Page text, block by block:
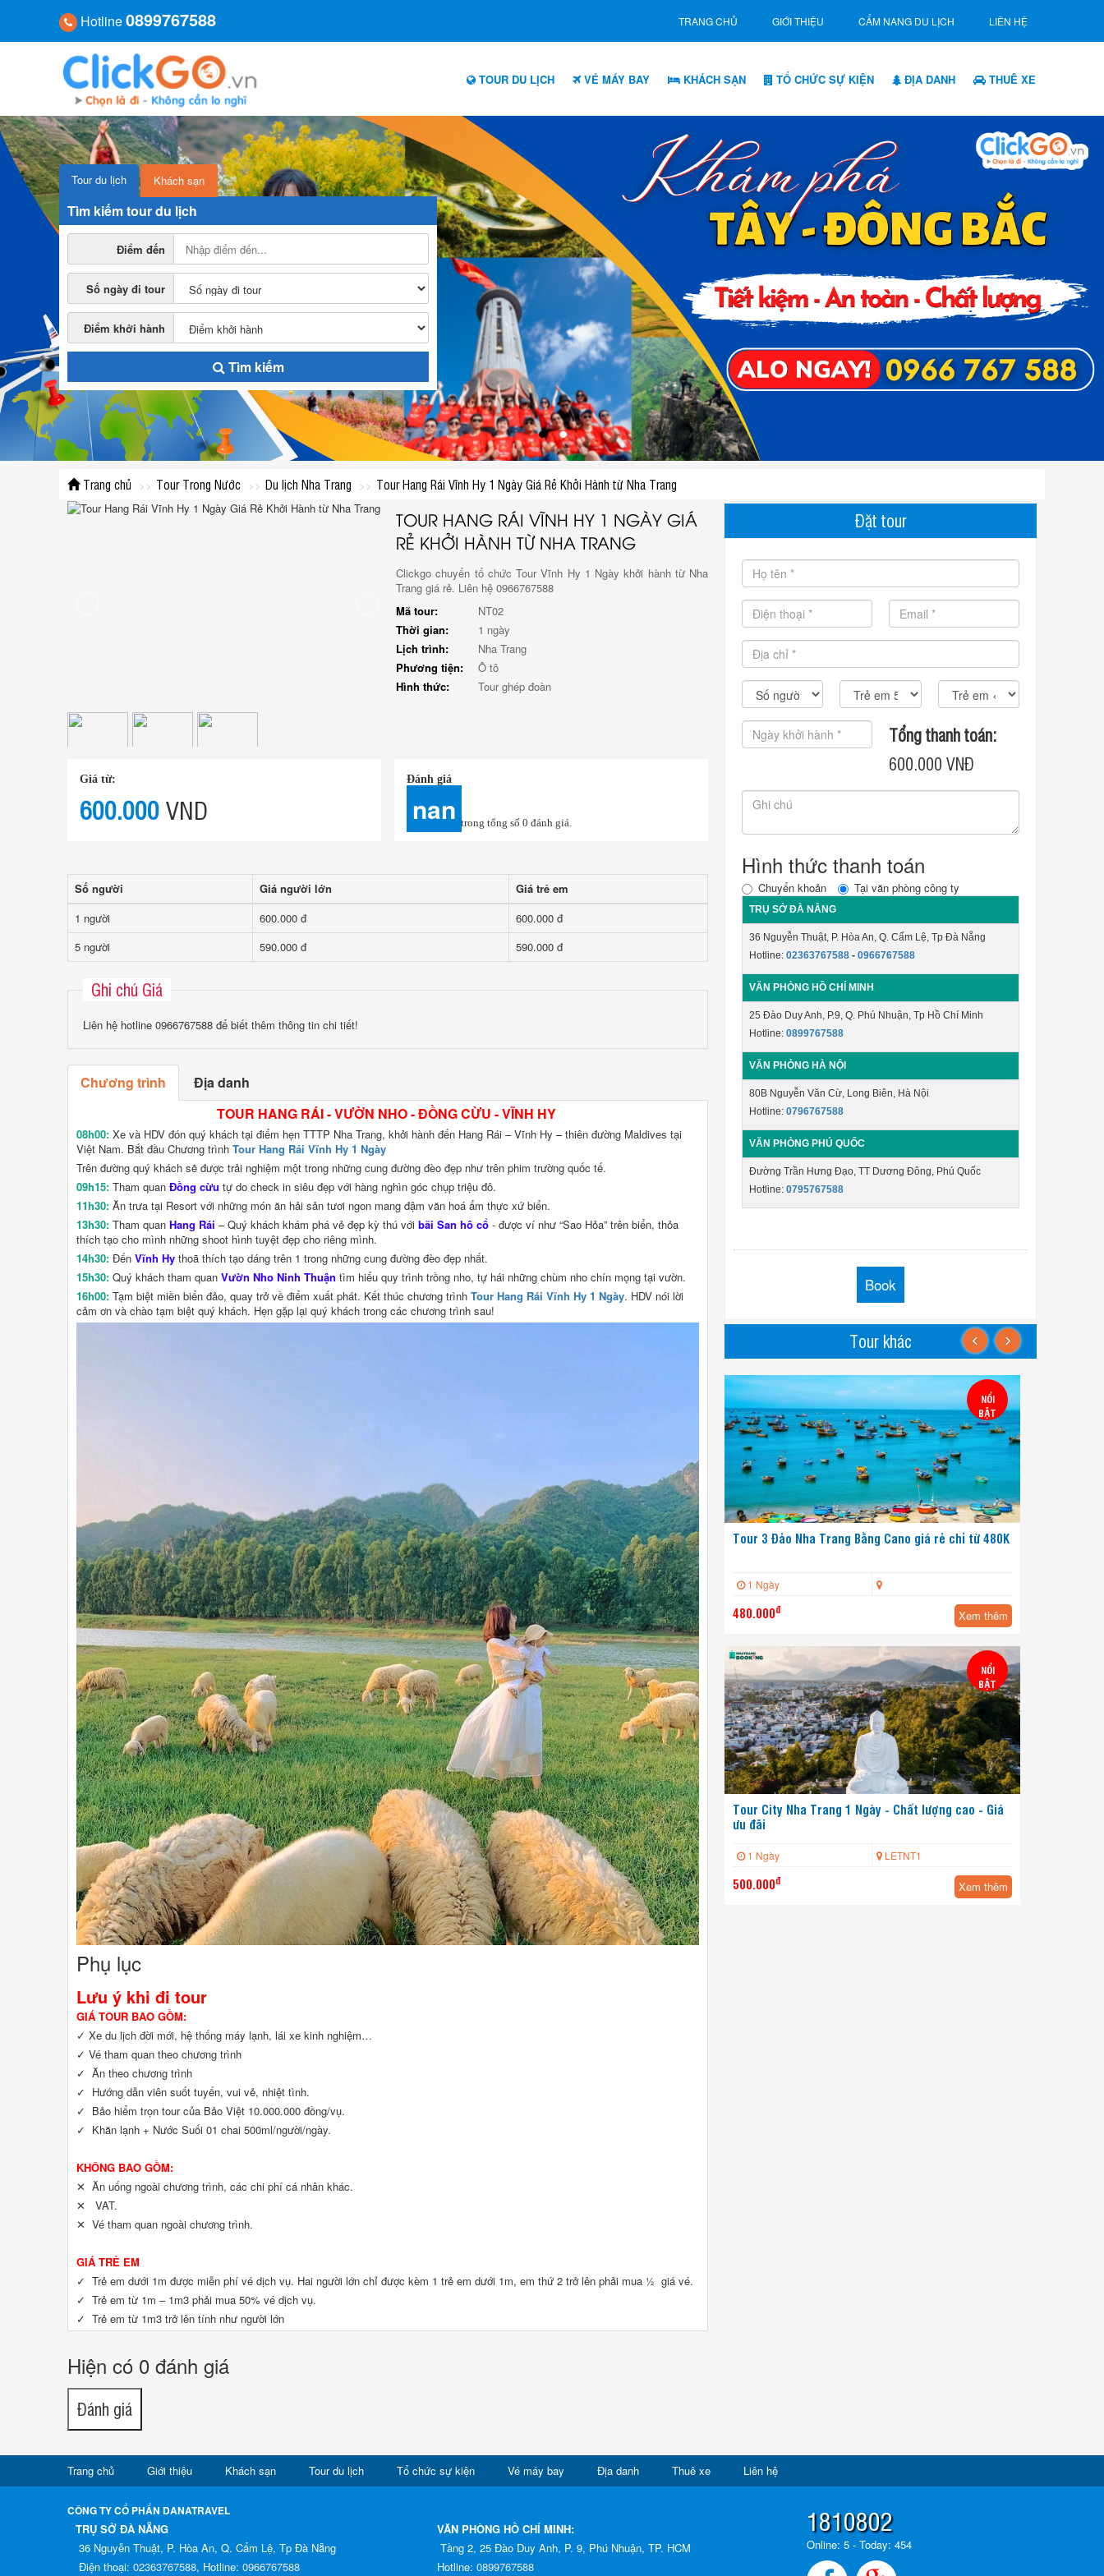
Hotline0899767588 TRANG CHỦ GIỚI THIỆU CẨM NANG DU LỊCH LIÊN HỆ
TOUR DU LỊCH VÉ MÁY BAY KHÁCH SẠN TỔ CHỨC SỰ KIỆN ĐỊA DANH THUÊ XE
Tour du lịch Khách sạn
Tìm kiếm tour du lịch
Điểm đến
Số ngày đi tour
Điểm khởi hành
Tìm kiếm
Trang chủ Tour Trong Nước Du lịch Nha Trang Tour Hang Rái Vĩnh Hy 1 Ngày Giá Rẻ Khởi Hành từ Nha Trang
TOUR HANG RÁI VĨNH HY 1 NGÀY GIÁ
RẺ KHỞI HÀNH TỪ NHA TRANG
Clickgo chuyển tổ chức Tour Vĩnh Hy 1 Ngày khởi hành từ Nha
Trang giá rẻ. Liên hệ 0966767588
Mã tour:
NT02
Thời gian:
1 ngày
Lịch trình:
Nha Trang
Phương tiện:
Ô tô
Hình thức:
Tour ghép đoàn
Giá từ:
600.000 VND
Đánh giá
nan trong tổng số 0 đánh giá.
Số người Giá người lớn
Giá trẻ em
1 người
600.000 đ
600.000 đ
5 người
590.000 đ 590.000 đ
Ghi chú Giá
Liên hệ hotline 0966767588 để biết thêm thông tin chi tiết!
Chương trình
Địa danh
TOUR HANG RÁI - VƯỜN NHO - ĐỒNG CỪU - VĨNH HY
08h00: Xe và HDV đón quý khách tại điểm hẹn TTTP Nha Trang, khởi hành đến Hang Rái – Vĩnh Hy – thiên đường Maldives tại
Việt Nam. Bắt đầu Chương trình Tour Hang Rái Vĩnh Hy 1 Ngày
Trên đường quý khách sẽ được trải nghiệm một trong những cung đường đèo đẹp như trên phim trường quốc tế.
09h15: Tham quan Đồng cừu tự do check in siêu đẹp với hàng nghìn góc chụp triệu đô.
11h30: Ăn trưa tại Resort với những món ăn hải sản tươi ngon mang đậm văn hoá ẩm thực xứ biển.
13h30: Tham quan Hang Rái – Quý khách khám phá vẻ đẹp kỳ thú với bãi San hô cổ - được ví như “Sao Hỏa” trên biển, thỏa
thích tạo cho mình những shoot hình tuyệt đẹp cho riêng mình.
14h30: Đến Vĩnh Hy thoã thích tạo dáng trên 1 trong những cung đường đèo đẹp nhất.
15h30: Quý khách tham quan Vườn Nho Ninh Thuận tìm hiểu quy trình trồng nho, tự hái những chùm nho chín mọng tại vườn.
16h00: Tạm biệt miền biển đảo, quay trở về điểm xuất phát. Kết thúc chương trình Tour Hang Rái Vĩnh Hy 1 Ngày. HDV nói lời
cảm ơn và chào tạm biệt quý khách. Hẹn gặp lại quý khách trong các chương trình sau!
Phụ lục
Lưu ý khi đi tour
GIÁ TOUR BAO GỒM:
✓ Xe du lịch đời mới, hệ thống máy lạnh, lái xe kinh nghiệm…
✓ Vé tham quan theo chương trình
✓ Ăn theo chương trình
✓ Hướng dẫn viên suốt tuyến, vui vẻ, nhiệt tình.
✓ Bảo hiểm trọn tour của Bảo Việt 10.000.000 đồng/vụ.
✓ Khăn lạnh + Nước Suối 01 chai 500ml/người/ngày.
KHÔNG BAO GỒM:
✕ Ăn uống ngoài chương trình, các chi phí cá nhân khác.
✕ VAT.
✕ Vé tham quan ngoài chương trình.
GIÁ TRẺ EM
✓ Trẻ em dưới 1m được miễn phí vé dịch vụ. Hai người lớn chỉ được kèm 1 trẻ em dưới 1m, em thứ 2 trở lên phải mua ½ giá vé.
✓ Trẻ em từ 1m – 1m3 phải mua 50% vé dịch vụ.
✓ Trẻ em từ 1m3 trở lên tính như người lớn
Hiện có 0 đánh giá
Đánh giá
Đặt tour
Tổng thanh toán:
600.000 VNĐ
Hình thức thanh toán
Chuyển khoản Tại văn phòng công ty
TRỤ SỞ ĐÀ NẴNG
36 Nguyễn Thuật, P. Hòa An, Q. Cẩm Lệ, Tp Đà Nẵng
Hotline: 02363767588 - 0966767588
VĂN PHÒNG HỒ CHÍ MINH
25 Đào Duy Anh, P.9, Q. Phú Nhuận, Tp Hồ Chí Minh
Hotline: 0899767588
VĂN PHÒNG HÀ NỘI
80B Nguyễn Văn Cừ, Long Biên, Hà Nội
Hotline: 0796767588
VĂN PHÒNG PHÚ QUỐC
Đường Trần Hưng Đạo, TT Dương Đông, Phú Quốc
Hotline: 0795767588
Book
Tour khác
Tour 3 Đảo HÒN TẰM Nha Trang Bằng Cano Trọn Gói
Giá Rẻ
1 Ngày
650.000đ Xem thêm
NỔI
BẬT
Tour Đảo Hòn Tằm Nha Trang 1 ngày
1 Ngày NT2
800.000đ
Tour 3 Đảo Nha Trang Bằng Cano giá rẻ chỉ từ 480K
1 Ngày
480.000đ Xem thêm
NỔI
BẬT
Tour City Nha Trang 1 Ngày - Chất lượng cao - Giá
ưu đãi
1 Ngày LETNT1
500.000đ Xem thêm
NỔI
BẬT
MÃI
Tour Điệp Sơn Dốc Lết 1 Ngày giá rẻ
1 Ngày
726.000660.000đ Xem thêm
‹ ›
Trang chủ Giới thiệu Khách sạn Tour du lịch Tổ chức sự kiện Vé máy bay Địa danh Thuê xe Liên hệ
CÔNG TY CỔ PHẨN DANATRAVEL
TRỤ SỞ ĐÀ NẴNG
36 Nguyễn Thuật, P. Hòa An, Q. Cẩm Lệ, Tp Đà Nẵng
Điện thoại: 02363767588, Hotline: 0966767588
VĂN PHÒNG HỒ CHÍ MINH:
Tầng 2, 25 Đào Duy Anh, P. 9, Phú Nhuận, TP. HCM
Hotline: 0899767588
1810802
Online: 5 - Today: 454